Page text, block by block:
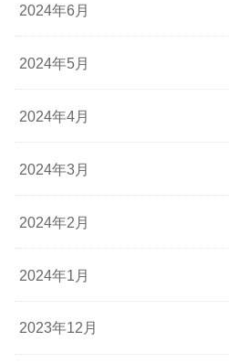
2024年6月
2024年5月
2024年4月
2024年3月
2024年2月
2024年1月
2023年12月